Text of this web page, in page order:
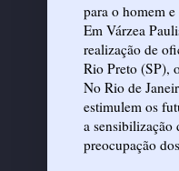
para o homem
Em Várzea
realização de
Rio Preto (SP),
No Rio de
estimulem os
a sensibilização
preocupação